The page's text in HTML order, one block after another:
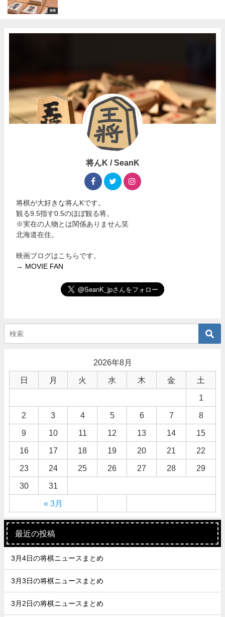
将棋
将んK / SeanK
将棋が大好きな将んKです。
観る9.5指す0.5のほぼ観る将。
※実在の人物とは関係ありません笑
北海道在住。
映画ブログはこちらです。
→
MOVIE FAN
2026年8月
日 月 火 水 木 金 土
« 3月
1
2 3 4 5 6 7 8
9 10 11 12 13 14 15
16 17 18 19 20 21 22
23 24 25 26 27 28 29
30 31
最近の投稿
3月4日の将棋ニュースまとめ
3月3日の将棋ニュースまとめ
3月2日の将棋ニュースまとめ